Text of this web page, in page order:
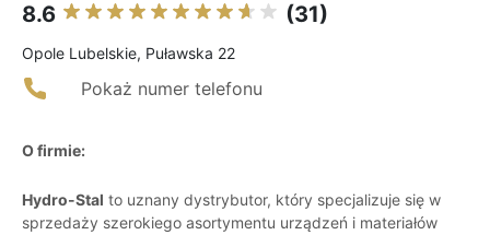
8.6 (31)
Opole Lubelskie, Puławska 22
Pokaż numer telefonu
O firmie:
Hydro-Stal to uznany dystrybutor, który specjalizuje się w
sprzedaży szerokiego asortymentu urządzeń i materiałów